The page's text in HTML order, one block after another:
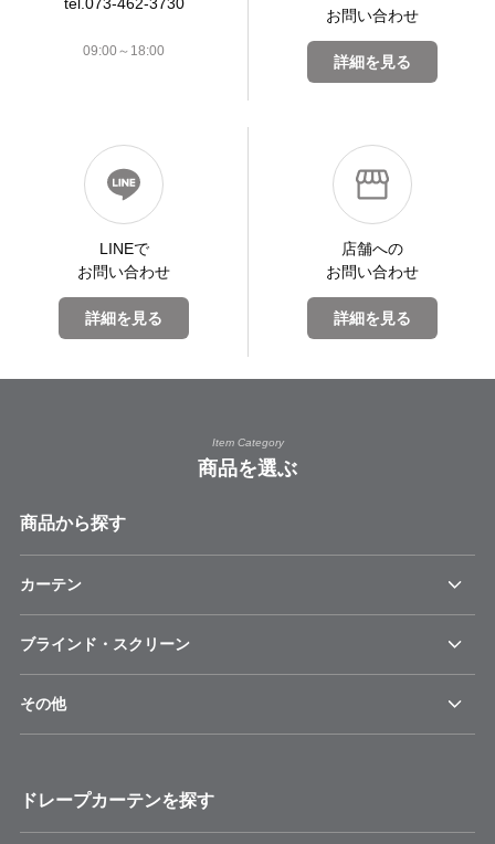
tel.073-462-3730
09:00～18:00
お問い合わせ
詳細を見る
LINEで
お問い合わせ
詳細を見る
店舗への
お問い合わせ
詳細を見る
Item Category
商品を選ぶ
商品から探す
カーテン
ブラインド・スクリーン
その他
ドレープカーテンを探す